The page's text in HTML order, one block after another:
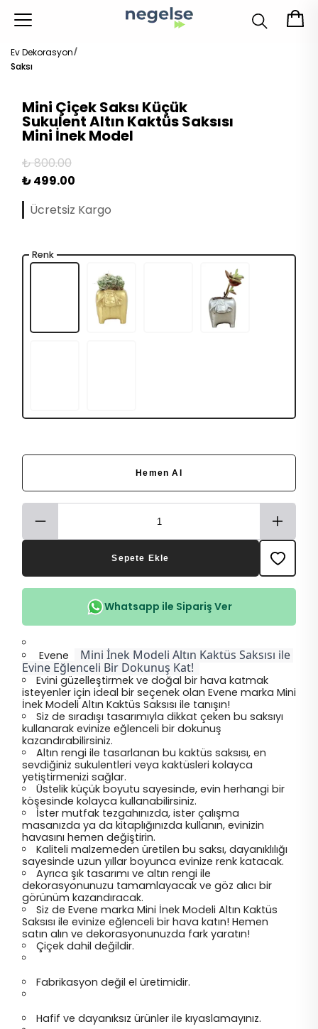
Ev Dekorasyon
Saksı
Mini Çiçek Saksı Küçük
Sukulent Altın Kaktüs Saksısı
Mini İnek Model
₺ 800.00
₺ 499.00
Ücretsiz Kargo
Renk
Hemen Al
Sepete Ekle
Whatsapp ile Sipariş Ver
Evene
Mini İnek Modeli Altın Kaktüs Saksısı ile
Evine Eğlenceli Bir Dokunuş Kat!
Evini güzelleştirmek ve doğal bir hava katmak
isteyenler için ideal bir seçenek olan Evene marka Mini
İnek Modeli Altın Kaktüs Saksısı ile tanışın!
Siz de sıradışı tasarımıyla dikkat çeken bu saksıyı
kullanarak evinize eğlenceli bir dokunuş
kazandırabilirsiniz.
Altın rengi ile tasarlanan bu kaktüs saksısı, en
sevdiğiniz sukulentleri veya kaktüsleri kolayca
yetiştirmenizi sağlar.
Üstelik küçük boyutu sayesinde, evin herhangi bir
köşesinde kolayca kullanabilirsiniz.
İster mutfak tezgahınızda, ister çalışma
masanızda ya da kitaplığınızda kullanın, evinizin
havasını hemen değiştirin.
Kaliteli malzemeden üretilen bu saksı, dayanıklılığı
sayesinde uzun yıllar boyunca evinize renk katacak.
Ayrıca şık tasarımı ve altın rengi ile
dekorasyonunuzu tamamlayacak ve göz alıcı bir
görünüm kazandıracak.
Siz de Evene marka Mini İnek Modeli Altın Kaktüs
Saksısı ile evinize eğlenceli bir hava katın! Hemen
satın alın ve dekorasyonunuzda fark yaratın!
Çiçek dahil değildir.
Fabrikasyon değil el üretimidir.
Hafif ve dayanıksız ürünler ile kıyaslamayınız.